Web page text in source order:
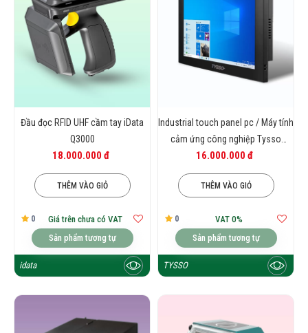
Đầu đọc RFID UHF cầm tay iData
Q3000
18.000.000 đ
THÊM VÀO GIỎ
0
Giá trên chưa có VAT
Sản phẩm tương tự
idata
Industrial touch panel pc / Máy tính
cảm ứng công nghiệp Tysso
1700ID (i5 Gen 12/8GB/256GB)
16.000.000 đ
THÊM VÀO GIỎ
0
VAT 0%
Sản phẩm tương tự
TYSSO